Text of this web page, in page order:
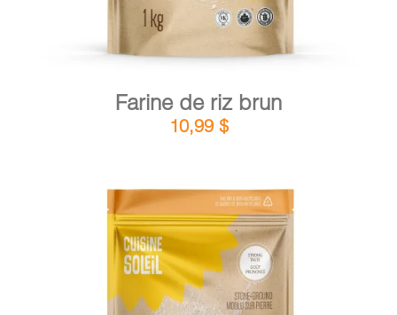
Farine de riz brun
10,99 $